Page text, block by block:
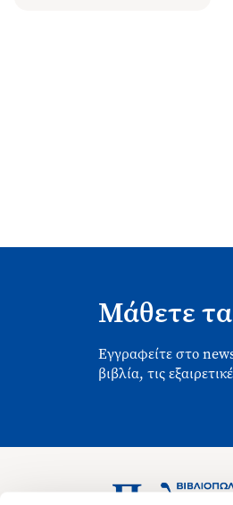
Μάθετε
Εγγραφείτε στο
βιβλία, τις